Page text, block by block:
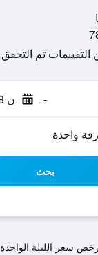
- ن 17/8
بحث
سعر الليلة الواحدة